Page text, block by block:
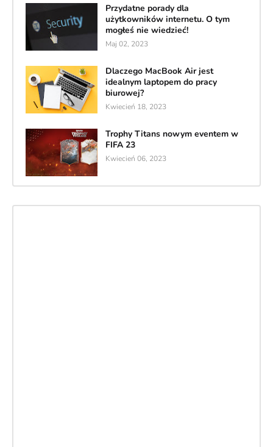
Przydatne porady dla
użytkowników internetu. O tym
mogłeś nie wiedzieć!
Maj 02, 2023
Dlaczego MacBook Air jest
idealnym laptopem do pracy
biurowej?
Kwiecień 18, 2023
Trophy Titans nowym eventem w
FIFA 23
Kwiecień 06, 2023